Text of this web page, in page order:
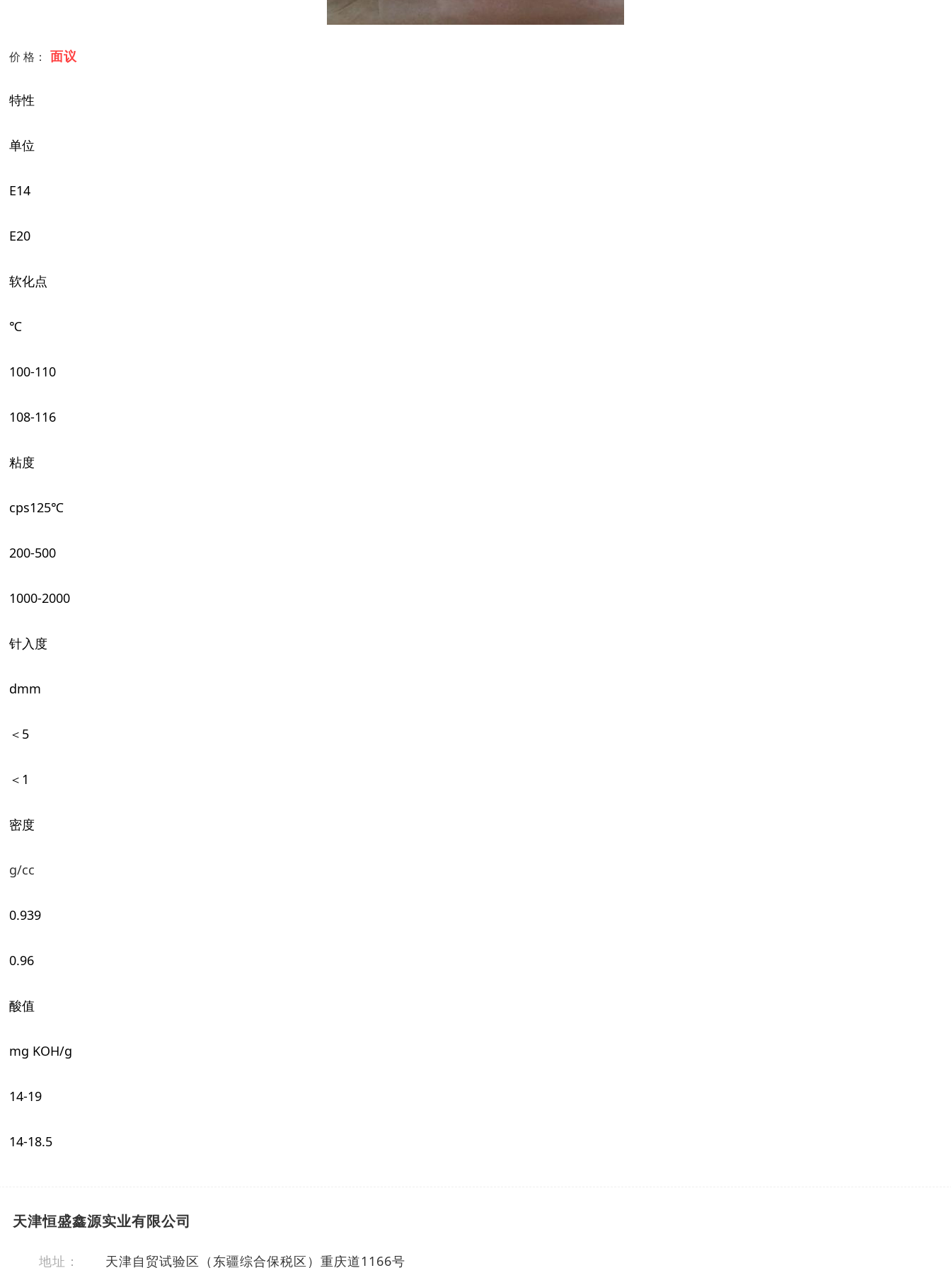
价 格： 面议
特性
单位
E14
E20
软化点
℃
100-110
108-116
粘度
cps125℃
200-500
1000-2000
针入度
dmm
＜ 5
＜ 1
密度
g/cc
0.939
0.96
酸值
mg KOH/g
14-19
14-18.5
天津恒盛鑫源实业有限公司
地址： 天津自贸试验区（东疆综合保税区）重庆道1166号